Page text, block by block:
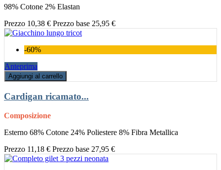
98% Cotone 2% Elastan
Prezzo 10,38 € Prezzo base 25,95 €
-60%
Anteprima
Aggiungi al carrello
Cardigan ricamato...
Composizione
Esterno 68% Cotone 24% Poliestere 8% Fibra Metallica
Prezzo 11,18 € Prezzo base 27,95 €